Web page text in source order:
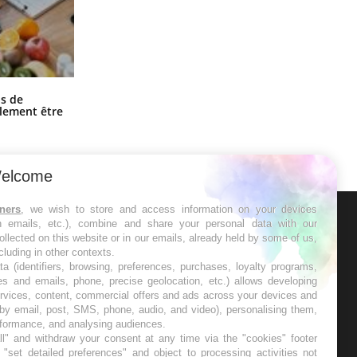
de
être
les semaines les meilleures
, we wish to store and access information on your devices
emails, etc.), combine and share your personal data with our
on this website or in our emails, already held by some of us,
in other contexts.
(identifiers, browsing, preferences, purchases, loyalty programs,
and emails, phone, precise geolocation, etc.) allows developing
content, commercial offers and ads across your devices and
email, post, SMS, phone, audio, and video), personalising them,
and analysing audiences.
and withdraw your consent at any time via the "cookies" footer
detailed preferences" and object to processing activities not